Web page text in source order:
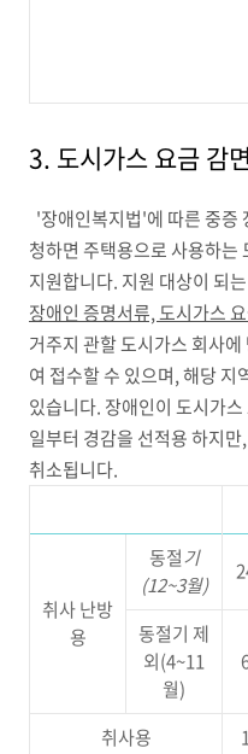
3. 도시가스 요금 감면
'장애인복지법'에 따른 중증
청하면 주택용으로 사용하는
지원합니다. 지원 대상이 되
장애인 증명서류, 도시가스
거주지 관할 도시가스 회사
여 접수할 수 있으며, 해당 지
있습니다. 장애인이 도시가
일부터 경감을 선적용 하지
취소됩니다.
취사 난방
용
동절기
(12~3월)
동절기 제
외(4~11
월)
취사용